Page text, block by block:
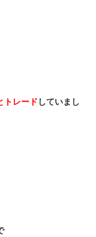
トレード していまし